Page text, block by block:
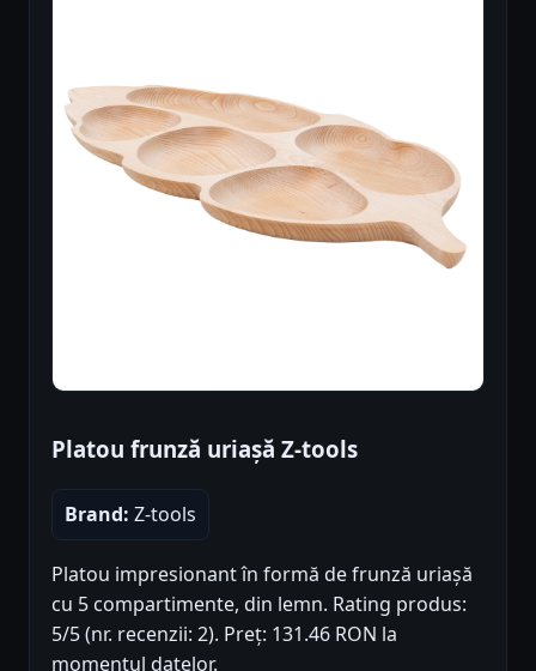
Platou frunză uriașă Z-tools
Brand: Z-tools
Platou impresionant în formă de frunză uriașă
cu 5 compartimente, din lemn. Rating produs:
5/5 (nr. recenzii: 2). Preț: 131.46 RON la
momentul datelor.